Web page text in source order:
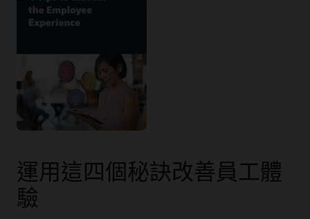
運用這四個秘訣改善員工體
驗